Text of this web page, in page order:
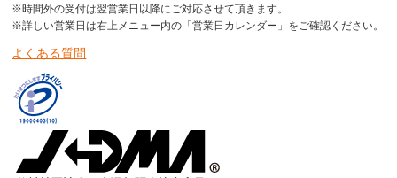
※時間外の受付は翌営業日以降にご対応させて頂きます。
※詳しい営業日は右上メニュー内の「営業日カレンダー」をご確認ください。
よくある質問